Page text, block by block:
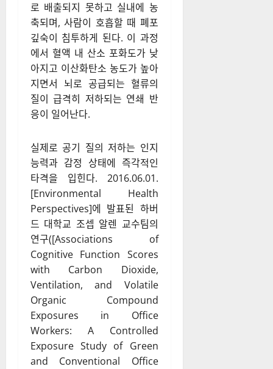
로 배출되지 못하고 실내에 농
축되며, 사람이 호흡할 때 폐포
깊숙이 침투하게 된다. 이 과정
에서 혈액 내 산소 포화도가 낮
아지고 이산화탄소 농도가 높아
지면서 뇌로 공급되는 혈류의
질이 급격히 저하되는 연쇄 반
응이 일어난다.
실제로 공기 질의 저하는 인지
능력과 감정 상태에 즉각적인
타격을 입힌다. 2016.06.01.
[Environmental Health
Perspectives]에 발표된 하버
드 대학교 조셉 알렌 교수팀의
연구([Associations of
Cognitive Function Scores
with Carbon Dioxide,
Ventilation, and Volatile
Organic Compound
Exposures in Office
Workers: A Controlled
Exposure Study of Green
and Conventional Office